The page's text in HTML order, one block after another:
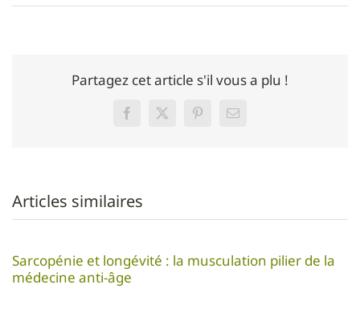
Partagez cet article s'il vous a plu !
FacebookTwitterPinterestEmail
Articles similaires
Sarcopénie et longévité : la musculation pilier de la
médecine anti-âge